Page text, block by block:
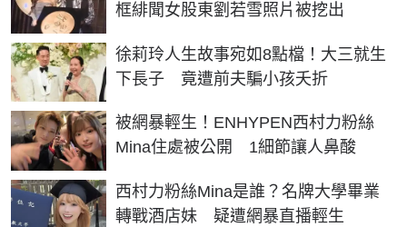
框緋聞女股東劉若雪照片被挖出
徐莉玲人生故事宛如8點檔！大三就生
下長子 竟遭前夫騙小孩夭折
被網暴輕生！ENHYPEN西村力粉絲
Mina住處被公開 1細節讓人鼻酸
西村力粉絲Mina是誰？名牌大學畢業
轉戰酒店妹 疑遭網暴直播輕生